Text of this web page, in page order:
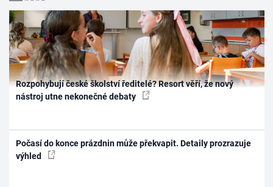
Rozpohybují české školství ředitelé? Resort věří, že nový
nástroj utne nekonečné debaty
Počasí do konce prázdnin může překvapit. Detaily prozrazuje
výhled